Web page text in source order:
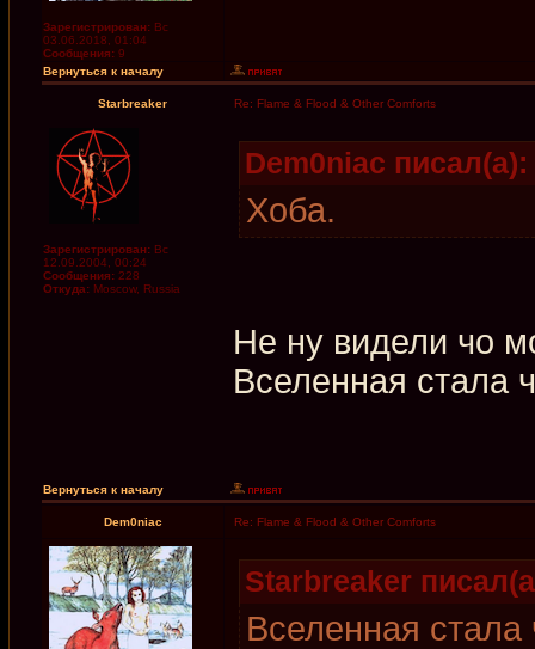
Зарегистрирован: Вс
03.06.2018, 01:04
Сообщения: 9
Вернуться к началу
Starbreaker Re: Flame & Flood & Other Comforts
Зарегистрирован: Вс
12.09.2004, 00:24
Сообщения: 228
Откуда: Moscow, Russia
Dem0niac писал(а):
Хоба.
Не ну видели чо
Вселенная стала
Вернуться к началу
Dem0niac Re: Flame & Flood & Other Comforts
Starbreaker
Вселенная стала